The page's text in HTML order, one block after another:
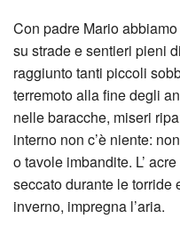
Con padre Mario
su strade e sentieri pieni
raggiunto tanti piccoli
terremoto alla fine degli
nelle baracche, miseri
interno non c’è niente:
o tavole imbandite. L’
seccato durante le torride
inverno, impregna l’aria.